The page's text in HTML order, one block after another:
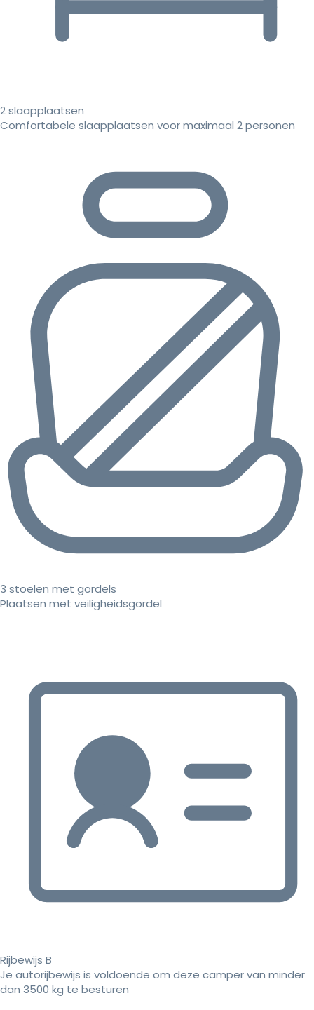
2 slaapplaatsen
Comfortabele slaapplaatsen voor maximaal 2 personen
3 stoelen met gordels
Plaatsen met veiligheidsgordel
Rijbewijs B
Je autorijbewijs is voldoende om deze camper van minder
dan 3500 kg te besturen